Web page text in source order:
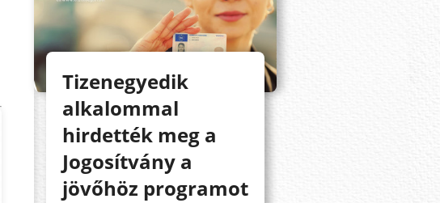
Tizenegyedik
alkalommal
hirdették meg a
Jogosítvány a
jövőhöz programot